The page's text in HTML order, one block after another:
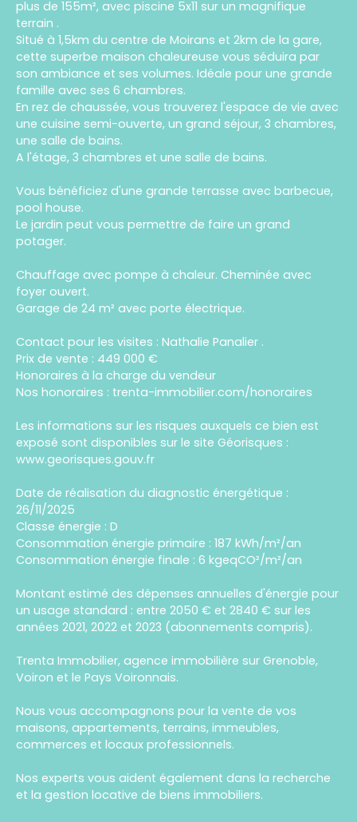
plus de 155m², avec piscine 5x11 sur un magnifique
terrain .
Situé à 1,5km du centre de Moirans et 2km de la gare,
cette superbe maison chaleureuse vous séduira par
son ambiance et ses volumes. Idéale pour une grande
famille avec ses 6 chambres.
En rez de chaussée, vous trouverez l'espace de vie avec
une cuisine semi-ouverte, un grand séjour, 3 chambres,
une salle de bains.
A l'étage, 3 chambres et une salle de bains.
Vous bénéficiez d'une grande terrasse avec barbecue,
pool house.
Le jardin peut vous permettre de faire un grand
potager.
Chauffage avec pompe à chaleur. Cheminée avec
foyer ouvert.
Garage de 24 m² avec porte électrique.
Contact pour les visites : Nathalie Panalier .
Prix de vente : 449 000 €
Honoraires à la charge du vendeur
Nos honoraires : trenta-immobilier.com/honoraires
Les informations sur les risques auxquels ce bien est
exposé sont disponibles sur le site Géorisques :
www.georisques.gouv.fr
Date de réalisation du diagnostic énergétique :
26/11/2025
Classe énergie : D
Consommation énergie primaire : 187 kWh/m²/an
Consommation énergie finale : 6 kgeqCO²/m²/an
Montant estimé des dépenses annuelles d'énergie pour
un usage standard : entre 2050 € et 2840 € sur les
années 2021, 2022 et 2023 (abonnements compris).
Trenta Immobilier, agence immobilière sur Grenoble,
Voiron et le Pays Voironnais.
Nous vous accompagnons pour la vente de vos
maisons, appartements, terrains, immeubles,
commerces et locaux professionnels.
Nos experts vous aident également dans la recherche
et la gestion locative de biens immobiliers.